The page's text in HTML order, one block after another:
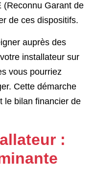
(Reconnu Garant de
de ces dispositifs.
auprès des
installateur sur
vous pourriez
Cette démarche
le bilan financier de
: